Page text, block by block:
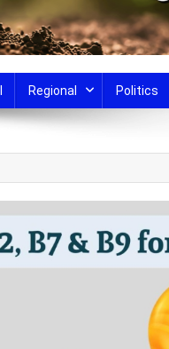
Regional Politics